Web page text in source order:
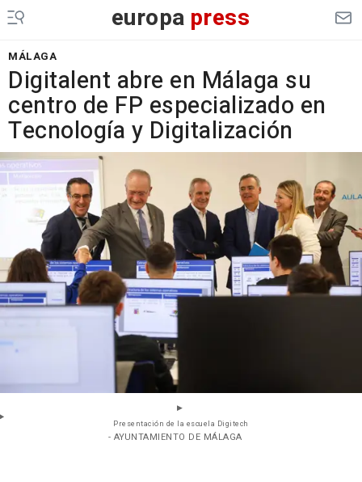
europa press
MÁLAGA
Digitalent abre en Málaga su
centro de FP especializado en
Tecnología y Digitalización
Presentación de la escuela Digitech
- AYUNTAMIENTO DE MÁLAGA